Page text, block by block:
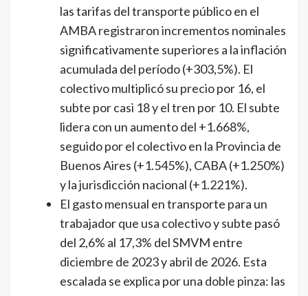
las tarifas del transporte público en el
AMBA registraron incrementos nominales
significativamente superiores a la inflación
acumulada del período (+303,5%). El
colectivo multiplicó su precio por 16, el
subte por casi 18 y el tren por 10. El subte
lidera con un aumento del +1.668%,
seguido por el colectivo en la Provincia de
Buenos Aires (+1.545%), CABA (+1.250%)
y la jurisdicción nacional (+1.221%).
El gasto mensual en transporte para un
trabajador que usa colectivo y subte pasó
del 2,6% al 17,3% del SMVM entre
diciembre de 2023 y abril de 2026. Esta
escalada se explica por una doble pinza: las